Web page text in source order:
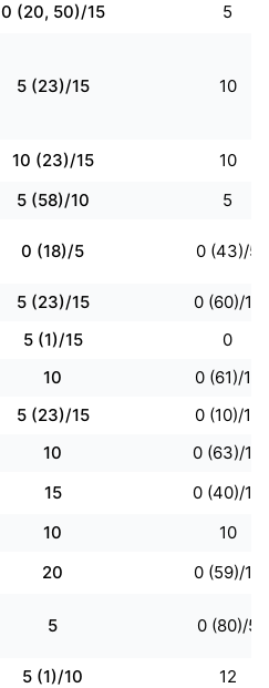
0 (20, 50)/15 5
5 (23)/15 10
10 (23)/15
10
5 (58)/10
5
0 (18)/5 0 (43)/5
5 (23)/15
0 (60)/10
5 (1)/15
0
10
0 (61)/10
5 (23)/15
0 (10)/10
10
0 (63)/10
15
0 (40)/10
10
10
20
0 (59)/10
5 0 (80)/5
5 (1)/10
12